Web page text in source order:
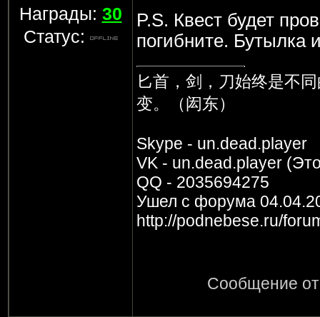
Награды: 30
Статус:
P.S. Квест будет
погибните. Бутылка
匕首，剑，刀始终是不
变。（闳东）
Skype - un.dead.player
VK - un.dead.player
QQ - 2035694275
Ушел с форума
http://podnebese.ru/
Сообщение